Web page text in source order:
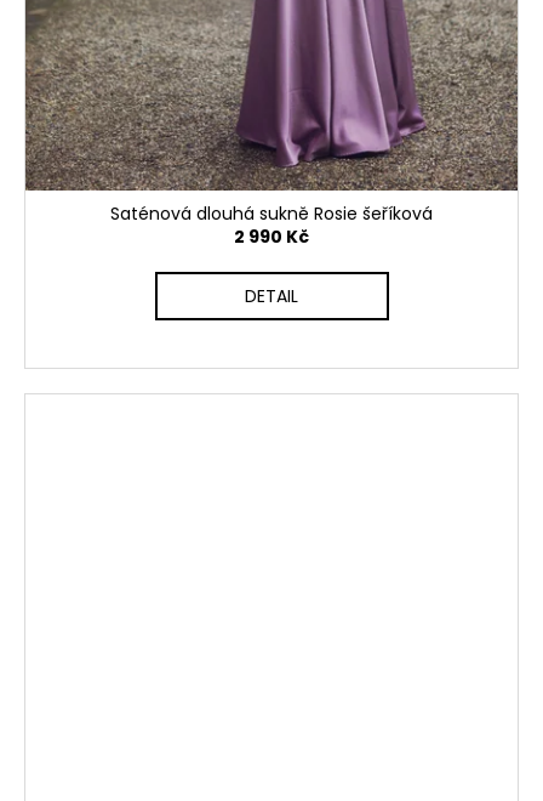
Saténová dlouhá sukně Rosie šeříková
2 990 Kč
DETAIL